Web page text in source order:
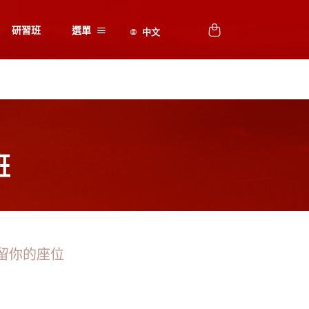
研習班 選單
你的座位